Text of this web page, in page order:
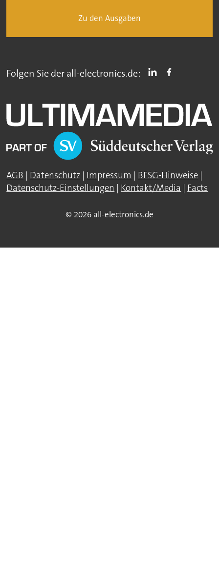
Zu den Ausgaben
Folgen Sie der all-electronics.de:
AGB | Datenschutz | Impressum | BFSG-Hinweise |
Datenschutz-Einstellungen | Kontakt/Media | Facts
© 2026 all-electronics.de